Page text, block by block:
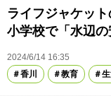
ライフジャケッ
小学校で「水辺
2024/6/14 16:35
香川
教育